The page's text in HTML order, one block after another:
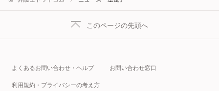
このページの先頭へ
よくあるお問い合わせ・ヘルプ お問い合わせ窓口
利用規約・プライバシーの考え方